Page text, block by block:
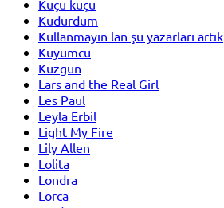
Kuçu kuçu
Kudurdum
Kullanmayın lan şu yazarları artık
Kuyumcu
Kuzgun
Lars and the Real Girl
Les Paul
Leyla Erbil
Light My Fire
Lily Allen
Lolita
Londra
Lorca